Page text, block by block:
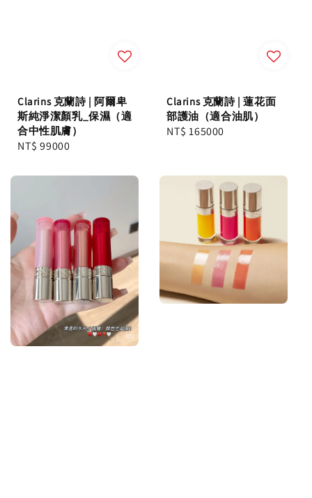
Clarins 克蘭詩 | 阿爾卑
斯純淨潔顏乳_保濕（適
合中性肌膚）
Regular
NT$ 99000
Clarins 克蘭詩 | 蓮花面
部護油（適合油肌）
Regular
NT$ 165000